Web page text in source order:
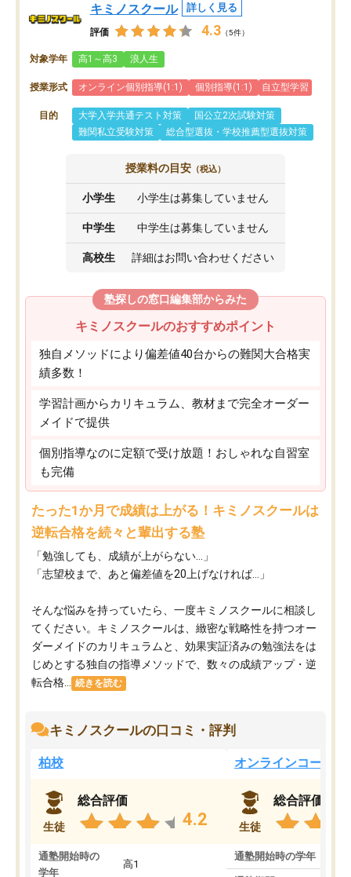
キミノスクール 詳しく見る
評価 4.3 （5件）
対象学年 高1～高3 浪人生
授業形式 オンライン個別指導(1:1) 個別指導(1:1) 自立型学習
目的 大学入学共通テスト対策
国公立2次試験対策
難関私立受験対策
総合型選抜・学校推薦型選抜対策
授業料の目安 （税込）
小学生 小学生は募集していません
中学生 中学生は募集していません
高校生 詳細はお問い合わせください
塾探しの窓口編集部からみた
キミノスクールのおすすめポイント
独自メソッドにより偏差値40台からの難関大合格実
績多数！
学習計画からカリキュラム、教材まで完全オーダー
メイドで提供
個別指導なのに定額で受け放題！おしゃれな自習室
も完備
たった1か月で成績は上がる！キミノスクールは
逆転合格を続々と輩出する塾
「勉強しても、成績が上がらない…」
「志望校まで、あと偏差値を20上げなければ…」
そんな悩みを持っていたら、一度キミノスクールに相談し
てください。キミノスクールは、緻密な戦略性を持つオー
ダーメイドのカリキュラムと、効果実証済みの勉強法をは
じめとする独自の指導メソッドで、数々の成績アップ・逆
転合格...
続きを読む
キミノスクールの口コミ・評判
柏校
生徒
総合評価
4.2
通塾開始時の
学年
高1
オンラインコース
生徒
総合評価
通塾開始時の学年